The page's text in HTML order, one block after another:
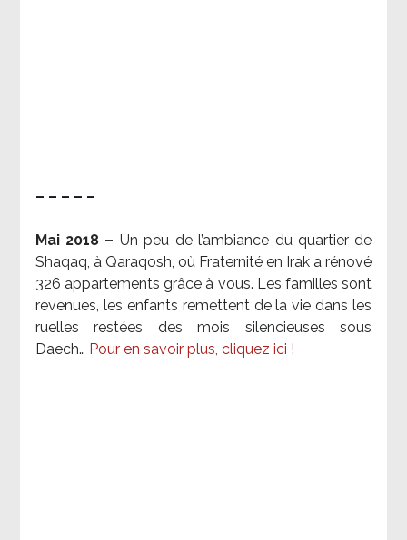
– – – – –
Mai 2018 – Un peu de l’ambiance du quartier de
Shaqaq, à Qaraqosh, où Fraternité en Irak a rénové
326 appartements grâce à vous. Les familles sont
revenues, les enfants remettent de la vie dans les
ruelles restées des mois silencieuses sous
Daech… Pour en savoir plus, cliquez ici !